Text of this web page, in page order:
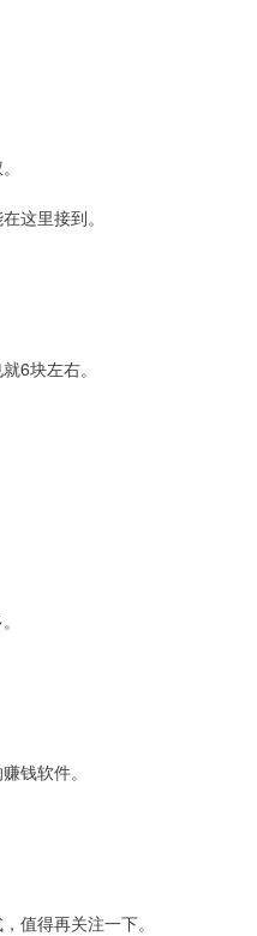
这里接到。
6块左右。
钱软件。
值得再关注一下。